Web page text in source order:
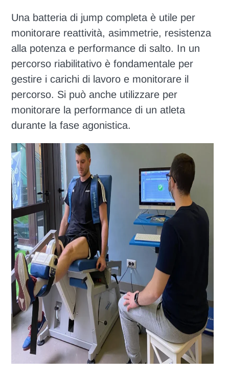
Una batteria di jump completa è utile per
monitorare reattività, asimmetrie, resistenza
alla potenza e performance di salto. In un
percorso riabilitativo è fondamentale per
gestire i carichi di lavoro e monitorare il
percorso. Si può anche utilizzare per
monitorare la performance di un atleta
durante la fase agonistica.